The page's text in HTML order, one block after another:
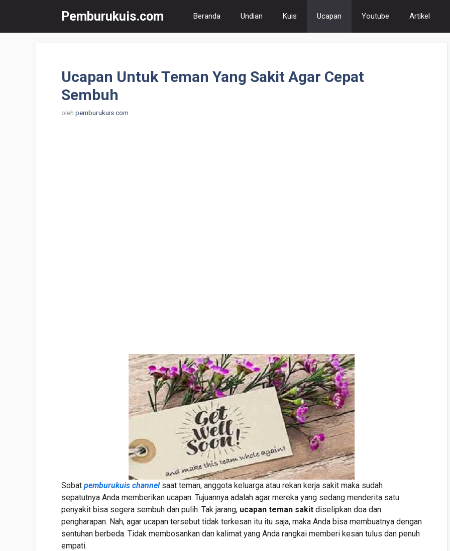
Pemburukuis.com Beranda Undian Kuis Ucapan Youtube Artikel
Ucapan Untuk Teman Yang Sakit Agar Cepat
Sembuh
oleh pemburukuis.com
Sobat pemburukuis channelsaat teman, anggota keluarga atau rekan kerja sakit maka sudah
sepatutnya Anda memberikan ucapan. Tujuannya adalah agar mereka yang sedang menderita satu
penyakit bisa segera sembuh dan pulih. Tak jarang, ucapan teman sakit diselipkan doa dan
pengharapan. Nah, agar ucapan tersebut tidak terkesan itu itu saja, maka Anda bisa membuatnya dengan
sentuhan berbeda. Tidak membosankan dan kalimat yang Anda rangkai memberi kesan tulus dan penuh
empati.